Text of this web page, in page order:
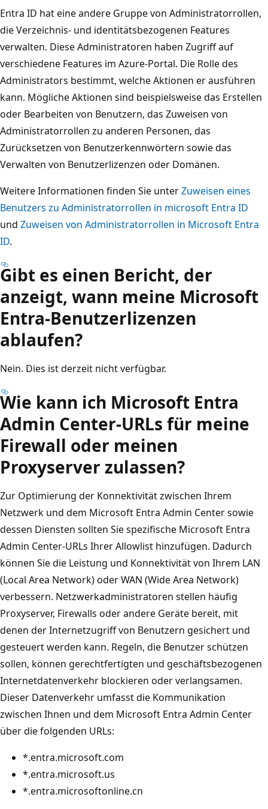
Entra ID hat eine andere Gruppe von Administratorrollen,
die Verzeichnis- und identitätsbezogenen Features
verwalten. Diese Administratoren haben Zugriff auf
verschiedene Features im Azure-Portal. Die Rolle des
Administrators bestimmt, welche Aktionen er ausführen
kann. Mögliche Aktionen sind beispielsweise das Erstellen
oder Bearbeiten von Benutzern, das Zuweisen von
Administratorrollen zu anderen Personen, das
Zurücksetzen von Benutzerkennwörtern sowie das
Verwalten von Benutzerlizenzen oder Domänen.
Weitere Informationen finden Sie unterZuweisen eines
Benutzers zu Administratorrollen in microsoft Entra ID
und Zuweisen von Administratorrollen in Microsoft Entra
ID.
Gibt es einen Bericht, der
anzeigt, wann meine Microsoft
Entra-Benutzerlizenzen
ablaufen?
Nein. Dies ist derzeit nicht verfügbar.
Wie kann ich Microsoft Entra
Admin Center-URLs für meine
Firewall oder meinen
Proxyserver zulassen?
Zur Optimierung der Konnektivität zwischen Ihrem
Netzwerk und dem Microsoft Entra Admin Center sowie
dessen Diensten sollten Sie spezifische Microsoft Entra
Admin Center-URLs Ihrer Allowlist hinzufügen. Dadurch
können Sie die Leistung und Konnektivität von Ihrem LAN
(Local Area Network) oder WAN (Wide Area Network)
verbessern. Netzwerkadministratoren stellen häufig
Proxyserver, Firewalls oder andere Geräte bereit, mit
denen der Internetzugriff von Benutzern gesichert und
gesteuert werden kann. Regeln, die Benutzer schützen
sollen, können gerechtfertigten und geschäftsbezogenen
Internetdatenverkehr blockieren oder verlangsamen.
Dieser Datenverkehr umfasst die Kommunikation
zwischen Ihnen und dem Microsoft Entra Admin Center
über die folgenden URLs:
*.entra.microsoft.com
*.entra.microsoft.us
*.entra.microsoftonline.cn